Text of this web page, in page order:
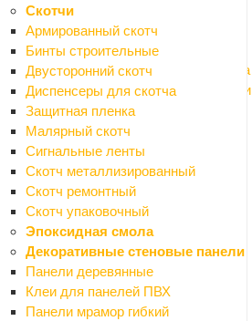
Скотчи
Армированный скотч
Бинты строительные
Двусторонний скотч
Диспенсеры для скотча
Защитная пленка
Малярный скотч
Сигнальные ленты
Скотч металлизированный
Скотч ремонтный
Скотч упаковочный
Эпоксидная смола
Декоративные стеновые панели
Панели деревянные
Клеи для панелей ПВХ
Панели мрамор гибкий
Инструмент ручной
Емкости строительные
Инструмент малярно-штукатурный
Инструмент для резки кафеля и стекла
Инструмент для шлифования и заточки
Ключи гаечные, головки торцевые
Ломы, гвоздодеры, монтировки, кирки
Напильники, надфили
Ножи и лезвия
Ножницы бытовые
Ножницы по металлу
Отвертки
Пистолеты для пены и герметиков
Шарнирно-губцевый инструмент
Резьбонарезной инструмент
Столярный инструмент